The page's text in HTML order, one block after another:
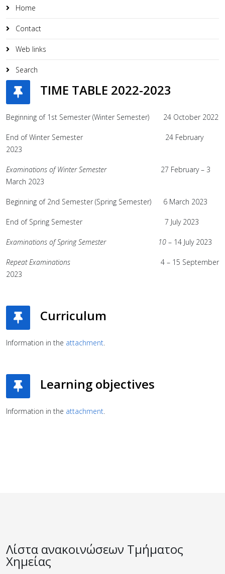
Home
Contact
Web links
Search
TIME TABLE 2022-2023
Beginning of 1st Semester (Winter Semester) 24 October 2022
End of Winter Semester 24 February
2023
Examinations of Winter Semester 27 February – 3
March 2023
Beginning of 2nd Semester (Spring Semester) 6 March 2023
End of Spring Semester 7 July 2023
Examinations of Spring Semester 10 – 14 July 2023
Repeat Examinations 4 – 15 September
2023
Curriculum
Information in the attachment
Learning objectives
Information in the attachment
Λίστα ανακοινώσεων Τμήματος
Χημείας